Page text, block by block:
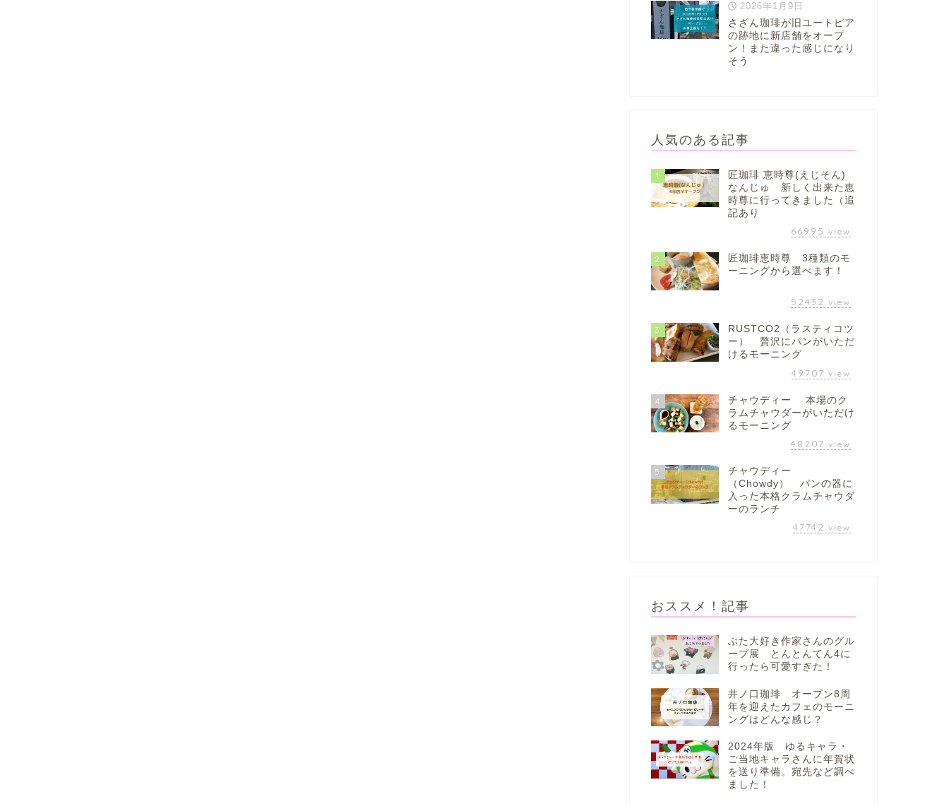
2026年1月9日
さざん珈琲が旧ユートピア
の跡地に新店舗をオープ
ン！また違った感じになり
そう
人気のある記事
1
匠珈琲 恵時尊(えじそん)
なんじゅ 新しく出来た恵
時尊に行ってきました（追
記あり
66995 view
2
匠珈琲恵時尊 3種類のモ
ーニングから選べます！
52432 view
3
RUSTCO2（ラスティコツ
ー） 贅沢にパンがいただ
けるモーニング
49707 view
4
チャウディー 本場のク
ラムチャウダーがいただけ
るモーニング
48207 view
5
チャウディー
（Chowdy） パンの器に
入った本格クラムチャウダ
ーのランチ
47742 view
おススメ！記事
ぶた大好き作家さんのグル
ープ展 とんとんてん4に
行ったら可愛すぎた！
井ノ口珈琲 オープン8周
年を迎えたカフェのモーニ
ングはどんな感じ？
2024年版 ゆるキャラ・
ご当地キャラさんに年賀状
を送り準備。宛先など調べ
ました！